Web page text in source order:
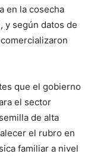
en la cosecha
y según datos de
que el gobierno
el sector
de alta
el rubro en
familiar a nivel